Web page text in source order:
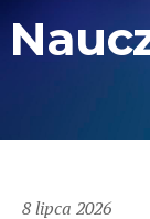
8 lipca 2026